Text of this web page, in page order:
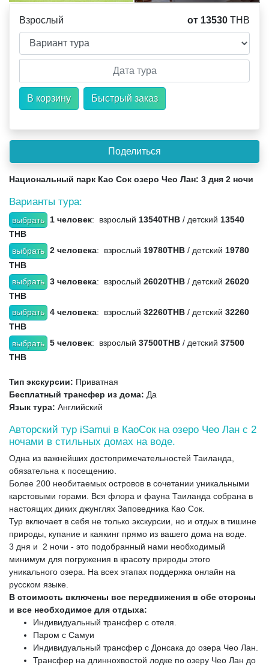
Взрослый от 13530 THB
Национальный парк Као Сок озеро Чео Лан: 3 дня 2 ночи
Варианты тура:
1 человек: взрослый 13540THB / детский 13540
THB
2 человека: взрослый 19780THB / детский 19780
THB
3 человека: взрослый 26020THB / детский 26020
THB
4 человека: взрослый 32260THB / детский 32260
THB
5 человек: взрослый 37500THB / детский 37500
THB
Тип экскурсии: Приватная
Бесплатный трансфер из дома: Да
Язык тура: Английский
Авторский тур iSamui в КаоСок на озеро Чео Лан с 2
ночами в стильных домах на воде.
Одна из важнейших достопримечательностей Таиланда,
обязательна к посещению.
Более 200 необитаемых островов в сочетании уникальными
карстовыми горами. Вся флора и фауна Таиланда собрана в
настоящих диких джунглях Заповедника Као Сок.
Тур включает в себя не только экскурсии, но и отдых в тишине
природы, купание и каякинг прямо из вашего дома на воде.
3 дня и 2 ночи - это подобранный нами необходимый
минимум для погружения в красоту природы этого
уникального озера. На всех этапах поддержка онлайн на
русском языке.
В стоимость включены все передвижения в обе стороны
и все необходимое для отдыха:
Индивидуальный трансфер с отеля.
Паром с Самуи
Индивидуальный трансфер с Донсака до озера Чео Лан.
Трансфер на длиннохвостой лодке по озеру Чео Лан до